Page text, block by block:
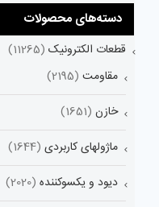
دسته‌های محصولات
قطعات الکترونیک (11265)
مقاومت (2195)
خازن (1651)
ماژولهای کاربردی (1644)
دیود و یکسوکننده (2020)